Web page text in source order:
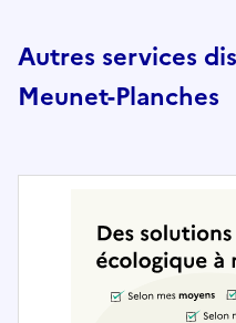
Autres services
Meunet-Planches